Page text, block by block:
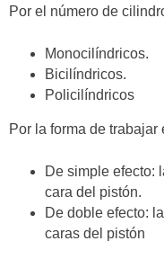
Por el número de
Monocilíndricos.
Bicilíndricos.
Policilíndricos
Por la forma de trabajar
De simple efecto:
cara del pistón.
De doble efecto:
caras del pistón